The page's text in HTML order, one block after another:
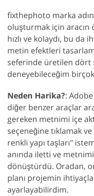
fixthephoto marka
oluşturmak için aracın
hızlı ve kolaydı, bu da
metin efektleri
seferinde üretilen dört
deneyebileceğim
Neden Harika?:
diğer benzer araçlar
gereken metnimi içe
seçeneğine tıklamak
renkli yapı taşları"
anında iletti ve metnimi
dönüştürdü. Oradan,
planı projemin
ayarlayabilirdim.